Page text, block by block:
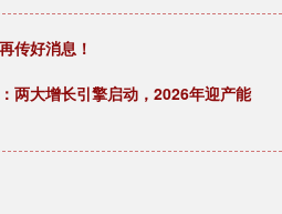
传好消息！
两大增长引擎启动，2026年迎产能